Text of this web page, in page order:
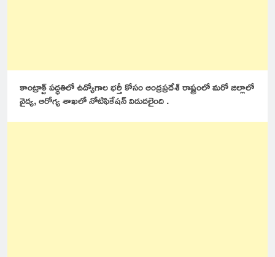
కాంట్రాక్ట్ పద్ధతిలో ఉద్యోగాల భర్తీ కోసం ఆంద్రప్రదేశ్ రాష్ట్రంలో మరో జిల్లాలో
వైద్య, ఆరోగ్య శాఖలో నోటిఫికేషన్ విడుదలైంది .